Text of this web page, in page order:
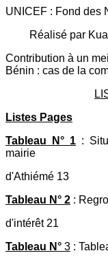
UNICEF : Fond des
Réalisé par
Contribution à un
Bénin : cas de la
Listes Pages
Tableau N° 1 :
mairie
d'Athiémé 13
Tableau N° 2 :
d'intérêt 21
Tableau N° 3 :